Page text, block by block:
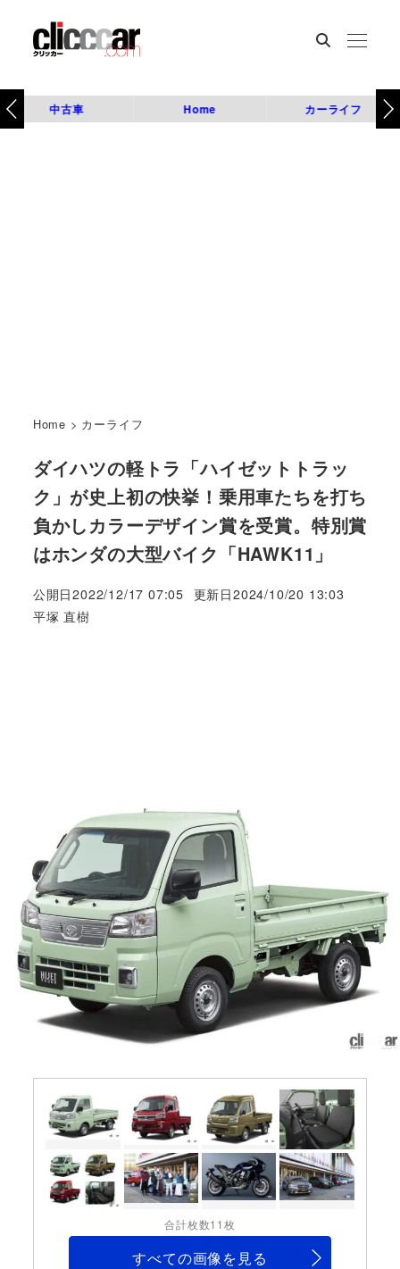
中古車 Home カーライフ
Home > カーライフ
ダイハツの軽トラ「ハイゼットトラッ
ク」が史上初の快挙！乗用車たちを打ち
負かしカラーデザイン賞を受賞。特別賞
はホンダの大型バイク「HAWK11」
公開日2022/12/17 07:05 更新日2024/10/20 13:03
著
平塚 直樹
合計枚数11枚
すべての画像を見る